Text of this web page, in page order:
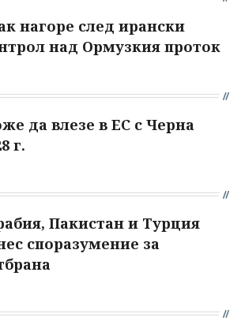
нагоре след ирански
над Ормузкия проток
да влезе в ЕС с Черна
г.
Пакистан и Турция
споразумение за